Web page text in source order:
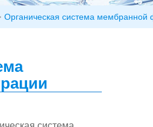
Органическая система мембранной